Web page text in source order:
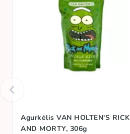
Agurkėlis VAN HOLTEN'S RICK
AND MORTY, 306g